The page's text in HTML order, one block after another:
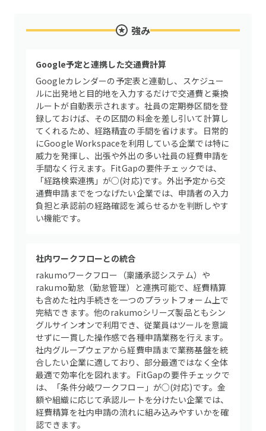
強み
Google予定と連携した交通費計算
Googleカレンダーの予定表と連動し、スケジュー
ルに出発地と目的地を入力するだけで交通費と乗換
ルートが自動表示されます。社員の定期券区間を登
録しておけば、その区間の料金を差し引いて計算し
てくれるため、経路精査の手間を省けます。日常的
にGoogle Workspaceを利用している企業では特に
威力を発揮し、出張や外出の多い社員の経費申請を
手間なく行えます。FitGapの要件チェックでは、
「経路検索連携」が○(対応)です。外出予定から交
通費申請までをつなげたい企業では、申請者の入力
負担と承認前の経路確認を減らせるかを判断しやす
い機能です。
社内ワークフローとの統合
rakumoワークフロー（稟議承認システム）や
rakumo勤怠（勤怠管理）と連携可能で、経費精算
も含めた社内手続きを一つのプラットフォーム上で
完結できます。他のrakumoシリーズ製品ともシン
グルサインオンで利用でき、従業員はツールを意識
せずに一貫した操作感で各種申請業務を行えます。
社内グループウェアから経費申請まで業務基盤を統
合したい企業に適しており、部分最適ではなく全体
最適で効率化を図れます。FitGapの要件チェックで
は、「条件分岐ワークフロー」が○(対応)です。金
額や組織に応じて承認ルートを分けたい企業では、
経費精算を社内申請の流れに組み込みやすいかを確
認できます。